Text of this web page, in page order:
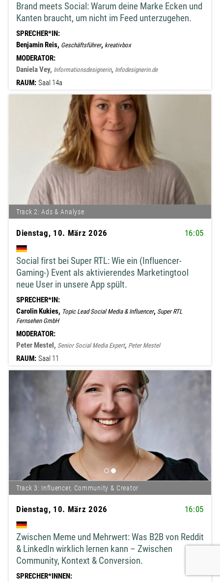
Brand meets Social: Warum deine Marke Ecken und
Kanten braucht, um nicht im Feed unterzugehen.
SPRECHER*IN:
Benjamin Reis, Geschäftsführer, kreativbox
MODERATOR:
Daniela Vey, Informationsdesignerin, Infodesignerin.de
RAUM: Saal 14a
Track 2: Ads & Analyse
Dienstag, 10. März 2026 16:05
Social first bei Super RTL: Wie ein (Influencer-
Gaming-) Event als aktivierendes Marketingtool
neue User in unsere App spült.
SPRECHER*IN:
Carolin Kukies, Topic Lead Social Media & Influencer, Super RTL
Fernsehen GmbH
MODERATOR:
Peter Mestel, Senior Social Media Expert, Peter Mestel
RAUM: Saal 11
Track 3: Influencer, Community & Creator
Dienstag, 10. März 2026 16:05
Zwischen Meme und Mehrwert: Was B2B von Reddit
& LinkedIn wirklich lernen kann – Zwischen
Community, Kontext & Conversion.
SPRECHER*INNEN: